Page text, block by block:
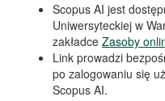
Scopus AI jest
Uniwersyteckiej w
zakładce Zasoby
Link prowadzi
po zalogowaniu się
Scopus AI.